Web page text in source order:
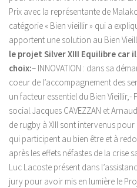
Prix avec la représentante de
catégorie « Bien vieillir » qui a
apportent une solution au Bien
le projet Silver XIII Equilibre car
choix:– INNOVATION : dans sa
coeur de l’accompagnement des
un facteur essentiel du Bien Vieillir,-
social.Jacques CAVEZZAN et
de rugby à XIII sont intervenus
qui participent au bien être et à
après les effets néfastes de la crise
Luc Lacoste présent dans
jury pour avoir mis en lumière le